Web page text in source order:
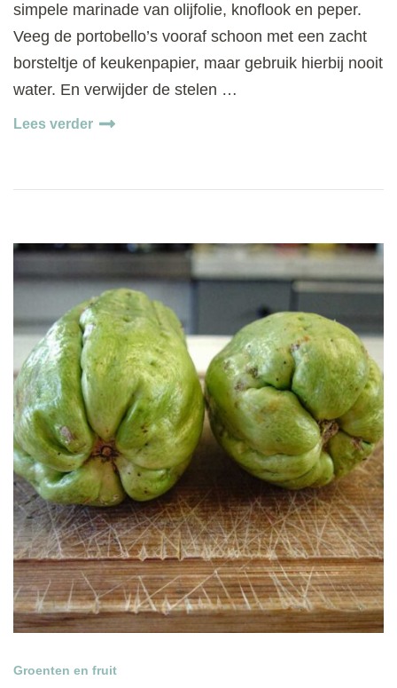
simpele marinade van olijfolie, knoflook en peper.
Veeg de portobello’s vooraf schoon met een zacht
borsteltje of keukenpapier, maar gebruik hierbij nooit
water. En verwijder de stelen …
Lees verder
Groenten en fruit